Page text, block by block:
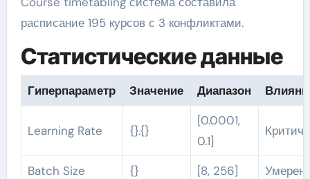
расписание 195 курсов с 3 конфликтами.
Статистические данные
Гиперпараметр Значение Диапазон
Learning Rate {}.{}
[0.0001,
0.1]
Batch Size {} [8, 256]